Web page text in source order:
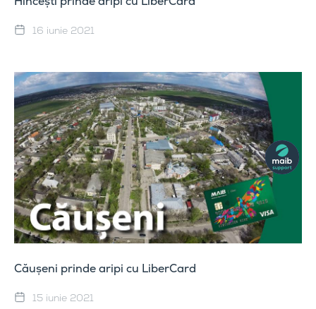
16 iunie 2021
Căușeni prinde aripi cu LiberCard
15 iunie 2021